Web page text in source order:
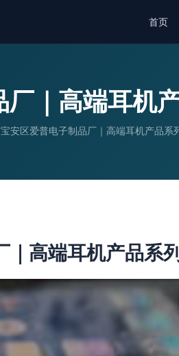
首页
｜高端耳机
安区爱普电子制品厂｜高端耳机产品系
高端耳机产品系